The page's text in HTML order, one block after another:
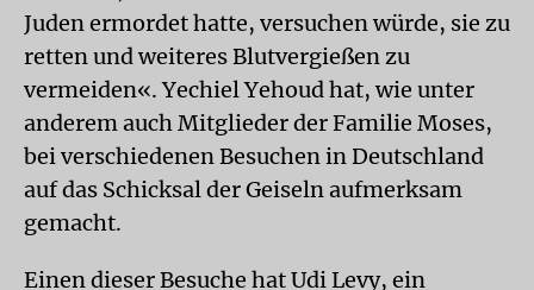
Juden ermordet hatte, versuchen würde, sie zu
retten und weiteres Blutvergießen zu
vermeiden«. Yechiel Yehoud hat, wie unter
anderem auch Mitglieder der Familie Moses,
bei verschiedenen Besuchen in Deutschland
auf das Schicksal der Geiseln aufmerksam
gemacht.
Einen dieser Besuche hat Udi Levy, ein